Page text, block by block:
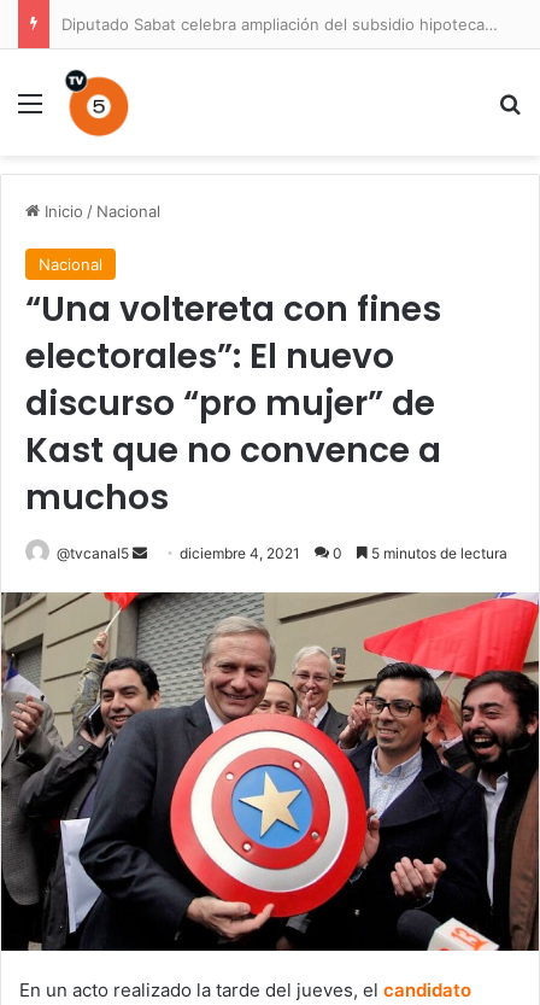
Diputado Sabat celebra ampliación del subsidio hipotecario con viviendas de hasta 6.000 UF
Menú
Inicio / Nacional
Nacional
“Una voltereta con fines
electorales”: El nuevo
discurso “pro mujer” de
Kast que no convence a
muchos
@tvcanal5
Send
email
diciembre 4, 2021 0 5 minutos de lectura
En un acto realizado la tarde del jueves, el candidato